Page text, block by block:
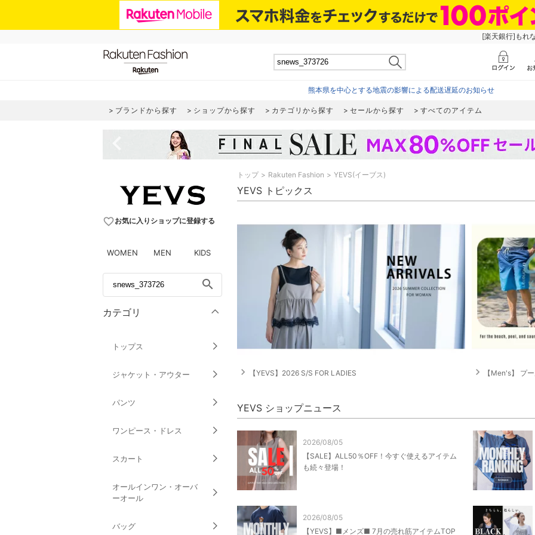
[楽天銀行]もれ
熊本県を中心とする地震の影響による配送遅延のお知らせ
ブランドから探す ショップから探す カテゴリから探す セールから探す すべてのアイテム
favorite_borderお気に入りショップに登録する
WOMEN MEN KIDS
search
カテゴリ
トップス
ジャケット・アウター
パンツ
ワンピース・ドレス
スカート
オールインワン・オーバ
ーオール
バッグ
トップ Rakuten Fashion YEVS(イーブス)
YEVS トピックス
navigate_next 【YEVS】2026 S/S FOR LADIES navigate_next 【Men's】 プールに
YEVS ショップニュース
2026/08/05
【SALE】ALL50％OFF！今すぐ使えるアイテム
も続々登場！
2026/08/05
【YEVS】■メンズ■ 7月の売れ筋アイテムTOP